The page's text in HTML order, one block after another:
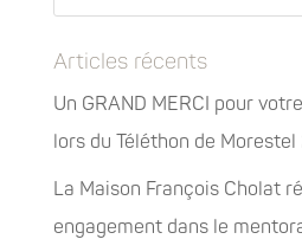
Articles récents
Un GRAND MERCI pour
lors du Téléthon de
La Maison François Cholat
engagement dans le